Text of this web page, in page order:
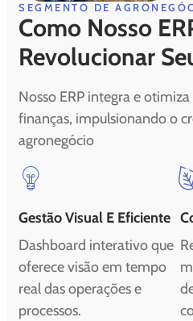
SEGMENTO DE
Como Nosso
Revolucionar
Nosso ERP integra e
finanças, impulsionando o
agronegócio
Gestão Visual E Eficiente
Dashboard interativo que
oferece visão em tempo
real das operações e
processos.